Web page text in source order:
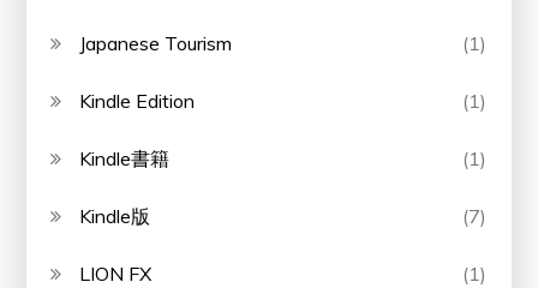
Japanese Tourism (1)
Kindle Edition (1)
Kindle書籍 (1)
Kindle版 (7)
LION FX (1)